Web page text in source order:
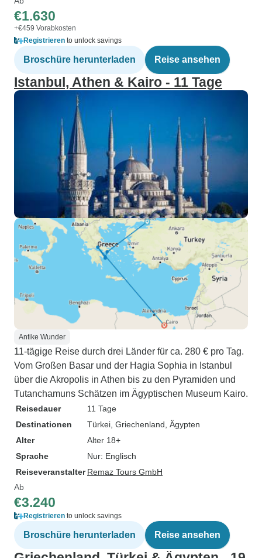
€1.630
+€459 Vorabkosten
Registrieren to unlock savings
Broschüre herunterladen Reise ansehen
Istanbul, Athen & Kairo - 11 Tage
Antike Wunder
11-tägige Reise durch drei Länder für ca. 280 € pro Tag.
Vom Großen Basar und der Hagia Sophia in Istanbul
über die Akropolis in Athen bis zu den Pyramiden und
Tutanchamuns Schätzen im Ägyptischen Museum Kairo.
Reisedauer
11 Tage
Destinationen
Türkei , Griechenland , Ägypten
Alter
Alter 18+
Sprache
Nur: Englisch
Reiseveranstalter Remaz Tours GmbH
Ab
€3.240
Registrieren to unlock savings
Broschüre herunterladen Reise ansehen